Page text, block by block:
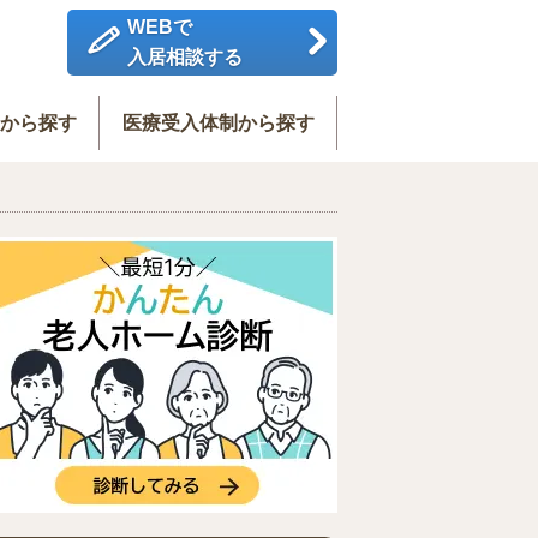
WEBで
入居相談する
ら探す 医療受入体制から探す